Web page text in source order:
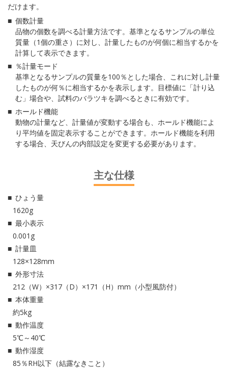
だけます。
個数計量
品物の個数を調べる計量方法です。基準となるサンプルの単位
質量（1個の重さ）に対し、計量したものが何個に相当するかを
計算して表示できます。
％計量モード
基準となるサンプルの質量を100％とした場合、これに対し計量
したものが何％に相当するかを表示します。目標値に「計り込
む」場合や、試料のバラツキを調べるときに有効です。
ホールド機能
動物の計量など、計量値が変動する場合も、ホールド機能によ
り平均値を固定表示することができます。ホールド機能を利用
する場合、天びんの内部設定を変更する必要があります。
主な仕様
ひょう量
1620g
最小表示
0.001g
計量皿
128×128mm
外形寸法
212（W）×317（D）×171（H）mm（小型風防付）
本体重量
約5kg
動作温度
5℃～40℃
動作湿度
85％RH以下（結露なきこと）